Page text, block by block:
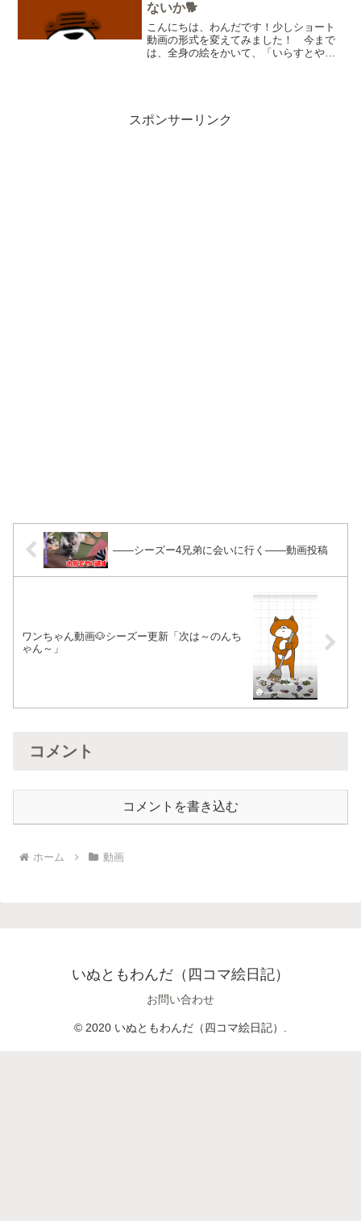
ないか🐕
こんにちは、わんだです！少しショート
動画の形式を変えてみました！ 今まで
は、全身の絵をかいて、「いらすとや」
スポンサーリンク
――シーズー4兄弟に会いに行く――動画投稿
ワンちゃん動画🐶シーズー更新「次は～のんち
ゃん～」
コメント
コメントを書き込む
ホーム 動画
いぬともわんだ（四コマ絵日記）
お問い合わせ
© 2020 いぬともわんだ（四コマ絵日記）.